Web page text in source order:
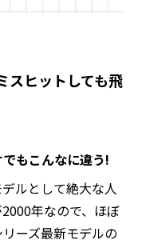
スヒットしても飛
もこんなに違う!
ルとして絶大な人
年なので、ほぼ
ーズ最新モデルの